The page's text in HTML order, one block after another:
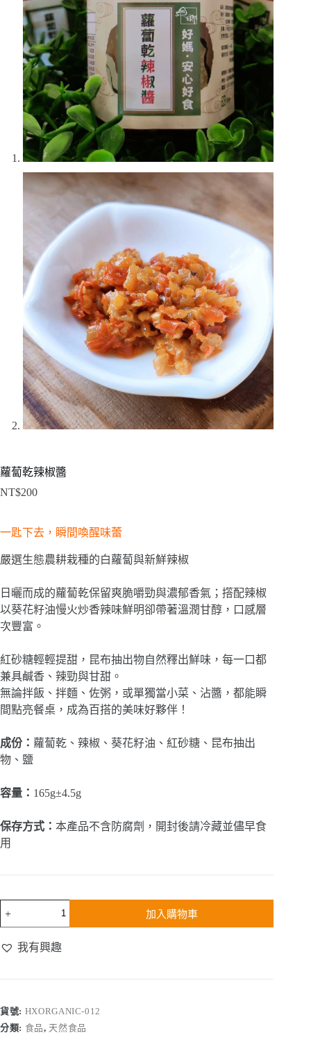
蘿蔔乾辣椒醬
NT$200
一匙下去，瞬間喚醒味蕾
嚴選生態農耕栽種的白蘿蔔與新鮮辣椒
日曬而成的蘿蔔乾保留爽脆嚼勁與濃郁香氣；撘配辣椒
以葵花籽油慢火炒香辣味鮮明卻帶著溫潤甘醇，口感層
次豐富。
紅砂糖輕輕提甜，昆布抽出物自然釋出鮮味，每一口都
兼具鹹香、辣勁與甘甜。
無論拌飯、拌麵、佐粥，或單獨當小菜、沾醬，都能瞬
間點亮餐桌，成為百搭的美味好夥伴！
成份： 蘿蔔乾、辣椒、葵花籽油、紅砂糖、昆布抽出
物、鹽
容量： 165g±4.5g
保存方式： 本產品不含防腐劑，開封後請冷藏並儘早食
用
辣
量
加入購物車
我有興趣
貨號: HXORGANIC-012
分類: 食品, 天然食品